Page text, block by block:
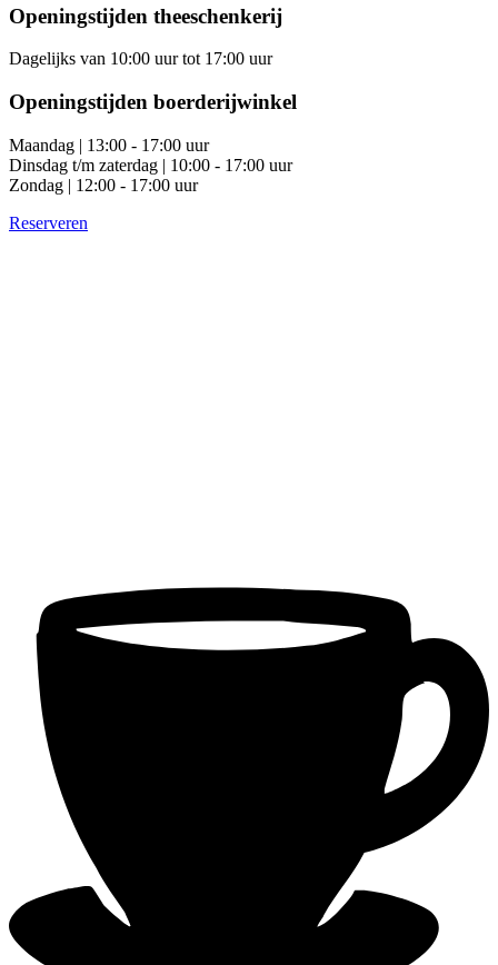
Openingstijden theeschenkerij
Dagelijks van 10:00 uur tot 17:00 uur
Openingstijden boerderijwinkel
Maandag | 13:00 - 17:00 uur
Dinsdag t/m zaterdag | 10:00 - 17:00 uur
Zondag | 12:00 - 17:00 uur
Reserveren